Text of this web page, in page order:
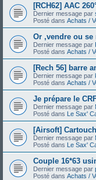
[RCH62] AAC
Dernier message par
Posté dans Achats /
Or ,vendre ou se
Dernier message par
Posté dans Achats /
[Rech 56] barre
Dernier message par
Posté dans Achats /
Je prépare le
Dernier message par
Posté dans Le Sax'
[Airsoft]
Dernier message par
Posté dans Le Sax'
Couple 16*63
Dernier message par
Posté dans Achats /